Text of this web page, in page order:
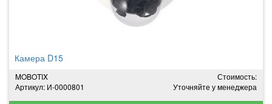
Камера D15
MOBOTIX
Артикул: И-0000801
Стоимость:
Уточняйте у менеджера